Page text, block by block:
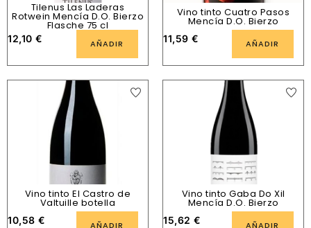
Tilenus Las Laderas
Rotwein Mencía D.O. Bierzo
Flasche 75 cl
12,10 € AÑADIR
Vino tinto Cuatro Pasos
Mencía D.O. Bierzo
11,59 € AÑADIR
Vino tinto El Castro de
Valtuille botella
10,58 € AÑADIR
Vino tinto Gaba Do Xil
Mencía D.O. Bierzo
15,62 € AÑADIR